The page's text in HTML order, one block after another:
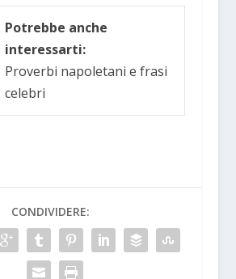
Potrebbe anche
interessarti:
Proverbi napoletani e frasi
celebri
CONDIVIDERE: